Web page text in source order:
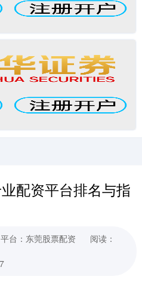
配资平台排名与指
平台：东莞股票配资
阅读：